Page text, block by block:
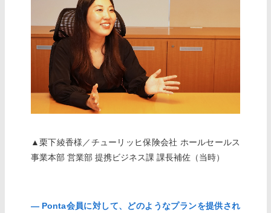
▲栗下綾香様／チューリッヒ保険会社 ホールセールス
事業本部 営業部 提携ビジネス課 課長補佐（当時）
― Ponta会員に対して、どのようなプランを提供され